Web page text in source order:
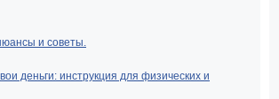
и советы.
деньги: инструкция для физических и